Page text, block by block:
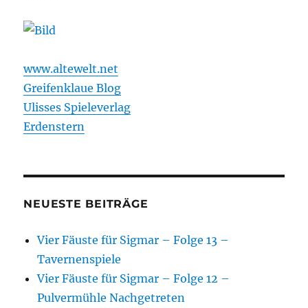
www.altewelt.net
Greifenklaue Blog
Ulisses Spieleverlag
Erdenstern
NEUESTE BEITRÄGE
Vier Fäuste für Sigmar – Folge 13 –
Tavernenspiele
Vier Fäuste für Sigmar – Folge 12 –
Pulvermühle Nachgetreten